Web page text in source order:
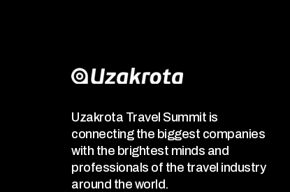
Uzakrota Travel Summit is
connecting the biggest companies
with the brightest minds and
professionals of the travel industry
around the world.